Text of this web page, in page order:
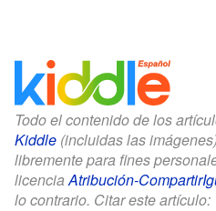
Todo el contenido de los
Kiddle (incluidas las
libremente para fines
licenciaAtribución-
lo contrario. Citar este artículo: